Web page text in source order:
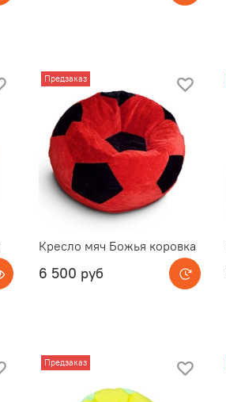
Предзаказ
Кресло мяч Божья коровка
6 500 руб
Предзаказ